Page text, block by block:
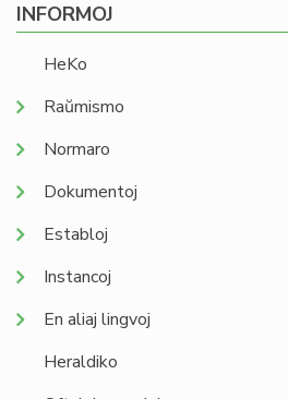
INFORMOJ
HeKo
Raŭmismo
Normaro
Dokumentoj
Establoj
Instancoj
En aliaj lingvoj
Heraldiko